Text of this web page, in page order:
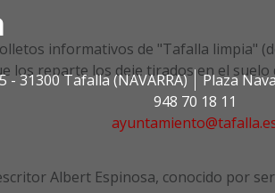
- 31300 Tafalla (NAVARRA)
Plaza
948 70 18 11
informativos de "Tafalla limpia"
los reparte los deje tirados en el suelo
Albert Espinosa, conocido por